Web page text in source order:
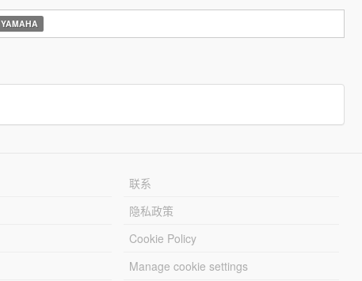
YAMAHA
联系
隐私政策
Cookie Policy
Manage cookie settings